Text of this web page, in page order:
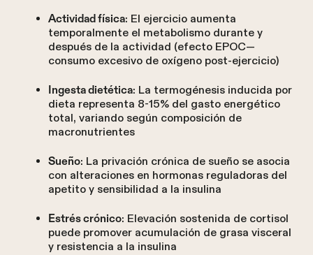
Actividad física: El ejercicio aumenta
temporalmente el metabolismo durante y
después de la actividad (efecto EPOC—
consumo excesivo de oxígeno post-ejercicio)
Ingesta dietética: La termogénesis inducida por
dieta representa 8-15% del gasto energético
total, variando según composición de
macronutrientes
Sueño: La privación crónica de sueño se asocia
con alteraciones en hormonas reguladoras del
apetito y sensibilidad a la insulina
Estrés crónico: Elevación sostenida de cortisol
puede promover acumulación de grasa visceral
y resistencia a la insulina